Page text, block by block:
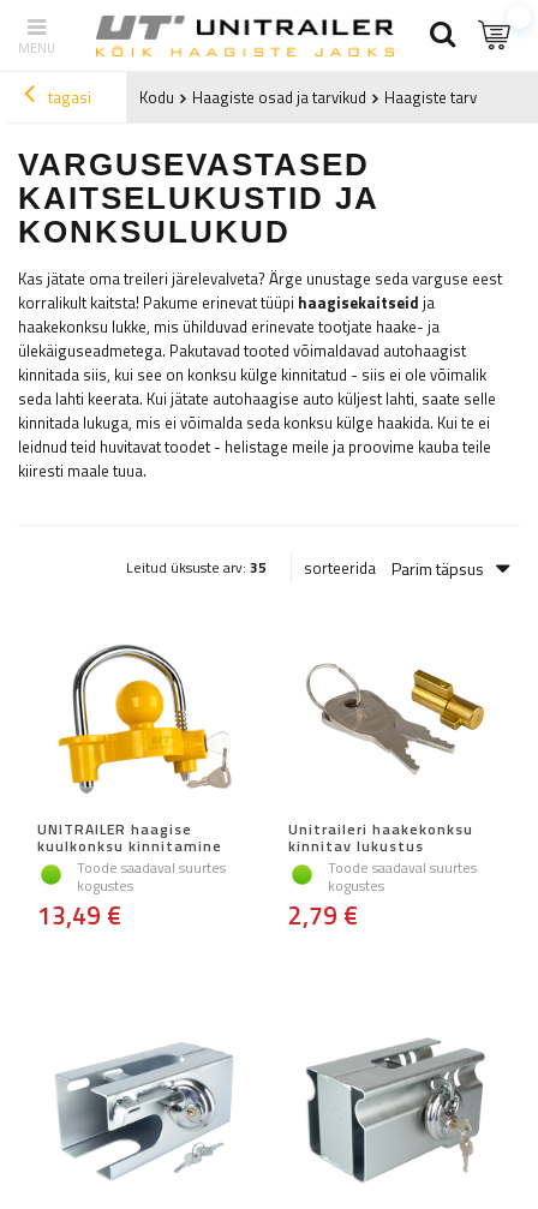
tagasi Kodu Haagiste osad ja tarvikud Haagiste tarvikud
VARGUSEVASTASED
KAITSELUKUSTID JA
KONKSULUKUD
Kas jätate oma treileri järelevalveta? Ärge unustage seda varguse eest
korralikult kaitsta! Pakume erinevat tüüpi haagisekaitseid ja
haakekonksu lukke, mis ühilduvad erinevate tootjate haake- ja
ülekäiguseadmetega. Pakutavad tooted võimaldavad autohaagist
kinnitada siis, kui see on konksu külge kinnitatud - siis ei ole võimalik
seda lahti keerata. Kui jätate autohaagise auto küljest lahti, saate selle
kinnitada lukuga, mis ei võimalda seda konksu külge haakida. Kui te ei
leidnud teid huvitavat toodet - helistage meile ja proovime kauba teile
kiiresti maale tuua.
Leitud üksuste arv: 35 sorteerida Parim täpsus
UNITRAILER haagise
kuulkonksu kinnitamine
Toode saadaval suurtes
kogustes
13,49 €
Unitraileri haakekonksu
kinnitav lukustus
Toode saadaval suurtes
kogustes
2,79 €